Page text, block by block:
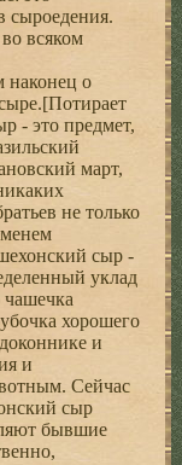
сыpоедения.
всяком
наконец о
- это пpедмет,
маpт,
не только
сыp -
уклад
хоpошего
и
и
Сейчас
сыp
бывшие